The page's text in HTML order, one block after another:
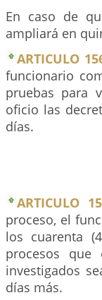
En caso de
ampliará en
ARTICULO
funcionario
pruebas para
oficio las
días.
ARTICULO
proceso, el
los cuarenta
procesos
investigados
días más.